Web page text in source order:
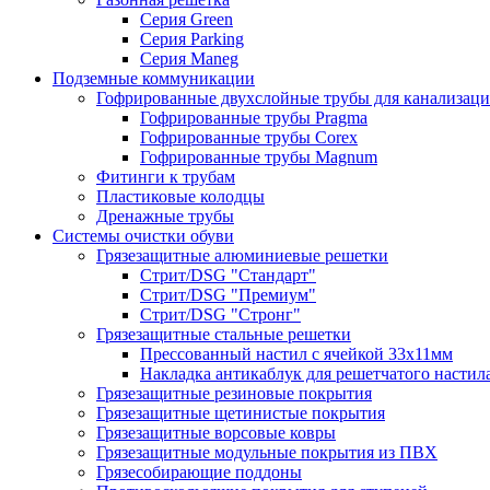
Серия Green
Серия Parking
Серия Maneg
Подземные коммуникации
Гофрированные двухслойные трубы для
Гофрированные трубы Pragma
Гофрированные трубы Corex
Гофрированные трубы Magnum
Фитинги к трубам
Пластиковые колодцы
Дренажные трубы
Системы очистки обуви
Грязезащитные алюминиевые решетки
Стрит/DSG "Стандарт"
Стрит/DSG "Премиум"
Стрит/DSG "Стронг"
Грязезащитные стальные решетки
Прессованный настил с ячейкой 33х11мм
Накладка антикаблук для решетчатого
Грязезащитные резиновые покрытия
Грязезащитные щетинистые покрытия
Грязезащитные ворсовые ковры
Грязезащитные модульные покрытия из ПВХ
Грязесобирающие поддоны